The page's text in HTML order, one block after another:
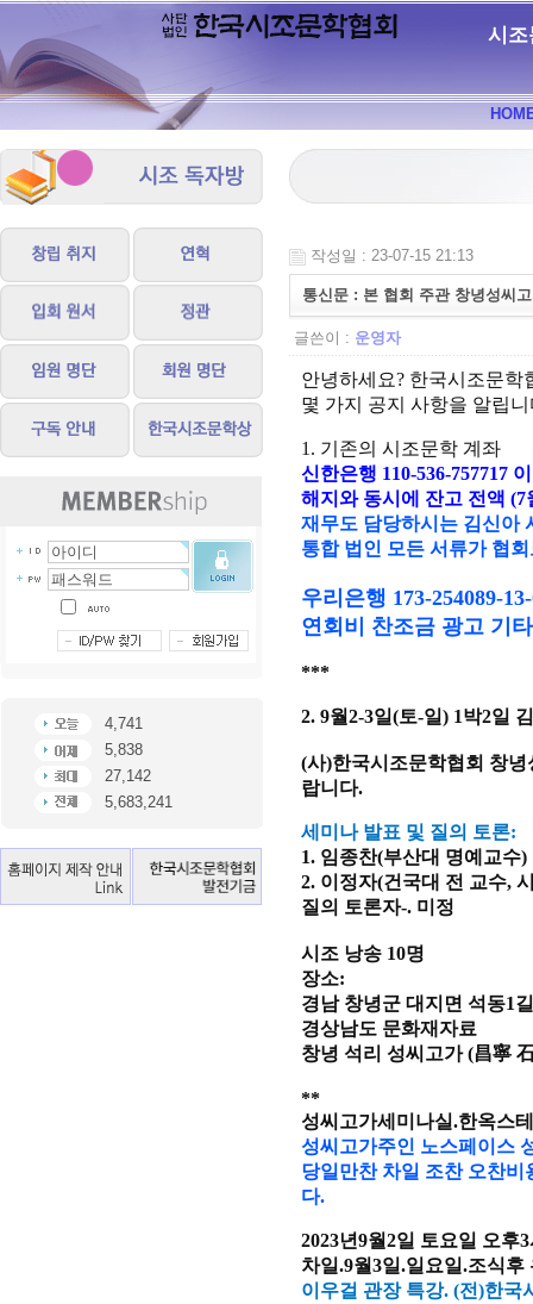
시조
4,741
5,838
27,142
5,683,241
작성일 : 23-07-15 21:13
통신문 : 본 협회 주관 창녕성씨
글쓴이 : 운영자
안녕하세요? 한국시조문학
몇 가지 공지 사항을 알립니
1. 기존의 시조문학 계좌
신한은행 110-536-757717
해지와 동시에 잔고 전액 (7
재무도 담당하시는 김신아
통합 법인 모든 서류가 협
우리은행 173-254089-
연회비 찬조금 광고 기
***
2. 9월2-3일(토-일) 1박2일
(사)한국시조문학협회 창
랍니다.
세미나 발표 및 질의 토론:
1. 임종찬(부산대 명예교수)
2. 이정자(건국대 전 교수,
질의 토론자-. 미정
시조 낭송 10명
장소:
경남 창녕군 대지면 석동1
경상남도 문화재자료
창녕 석리 성씨고가 (昌寧
**
성씨고가세미나실.한옥스
성씨고가주인 노스페이스
당일만찬 차일 조찬 오찬비
다.
2023년9월2일 토요일 오후
차일.9월3일.일요일.조식
이우걸 관장 특강. (전)한국